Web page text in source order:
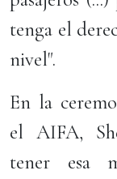
tenga el
nivel".
En la
el AIFA,
tener esa